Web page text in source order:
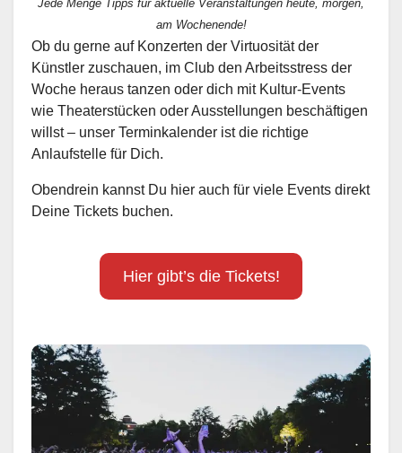
Jede Menge Tipps für aktuelle Veranstaltungen heute, morgen,
am Wochenende!
Ob du gerne auf Konzerten der Virtuosität der
Künstler zuschauen, im Club den Arbeitsstress der
Woche heraus tanzen oder dich mit Kultur-Events
wie Theaterstücken oder Ausstellungen beschäftigen
willst – unser Terminkalender ist die richtige
Anlaufstelle für Dich.
Obendrein kannst Du hier auch für viele Events direkt
Deine Tickets buchen.
Hier gibt’s die Tickets!